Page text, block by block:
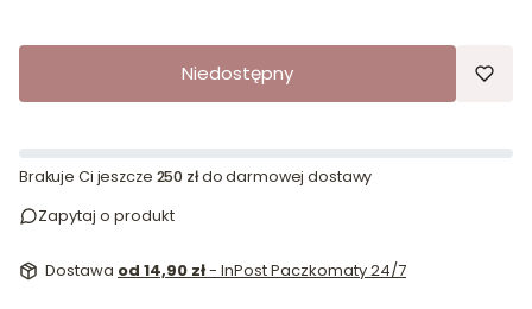
Niedostępny
Brakuje Ci jeszcze 250 złdo darmowej dostawy
Zapytaj o produkt
Dostawa od 14,90 zł- InPost Paczkomaty 24/7